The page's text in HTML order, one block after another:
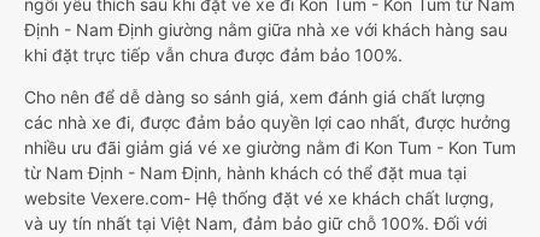
ngồi yêu thích sau khi đặt vé xe đi Kon Tum - Kon Tum từ Nam
Định - Nam Định giường nằm giữa nhà xe với khách hàng sau
khi đặt trực tiếp vẫn chưa được đảm bảo 100%.
Cho nên để dễ dàng so sánh giá, xem đánh giá chất lượng
các nhà xe đi, được đảm bảo quyền lợi cao nhất, được hưởng
nhiều ưu đãi giảm giá vé xe giường nằm đi Kon Tum - Kon Tum
từ Nam Định - Nam Định, hành khách có thể đặt mua tại
website Vexere.com- Hệ thống đặt vé xe khách chất lượng,
và uy tín nhất tại Việt Nam, đảm bảo giữ chỗ 100%. Đối với